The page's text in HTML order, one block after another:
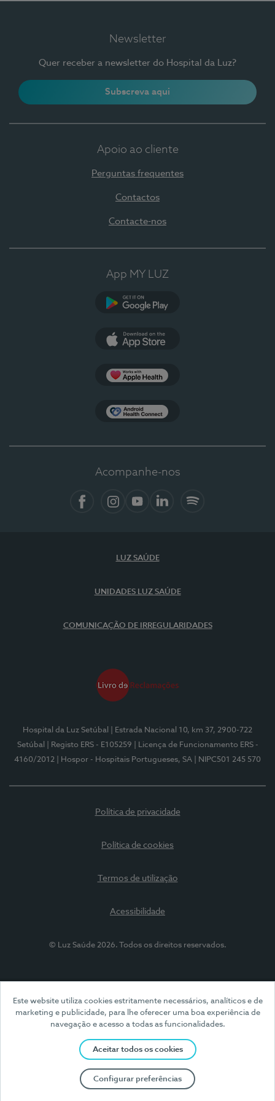
Este website utiliza cookies estritamente necessários, analíticos e de
marketing e publicidade, para lhe oferecer uma boa experiência de
navegação e acesso a todas as funcionalidades.
Aceitar todos os cookies
Configurar preferências
Newsletter
Quer receber a newsletter do Hospital da Luz?
Subscreva aqui
Apoio ao cliente
Perguntas frequentes
Contactos
Contacte-nos
App MY LUZ
Acompanhe-nos
LUZ SAÚDE
UNIDADES LUZ SAÚDE
COMUNICAÇÃO DE IRREGULARIDADES
Hospital da Luz Setúbal
| Estrada Nacional 10, km 37, 2900-722
Setúbal
| Registo ERS - E105259
| Licença de Funcionamento ERS -
4160/2012
| Hospor - Hospitais Portugueses, SA | NIPC501 245 570
Política de privacidade
Política de cookies
Termos de utilização
Acessibilidade
© Luz Saúde 2026. Todos os direitos reservados.